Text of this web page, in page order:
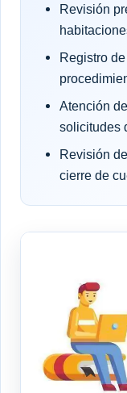
Revisión
Registro
Atención
solicitudes
Revisión
cierre de